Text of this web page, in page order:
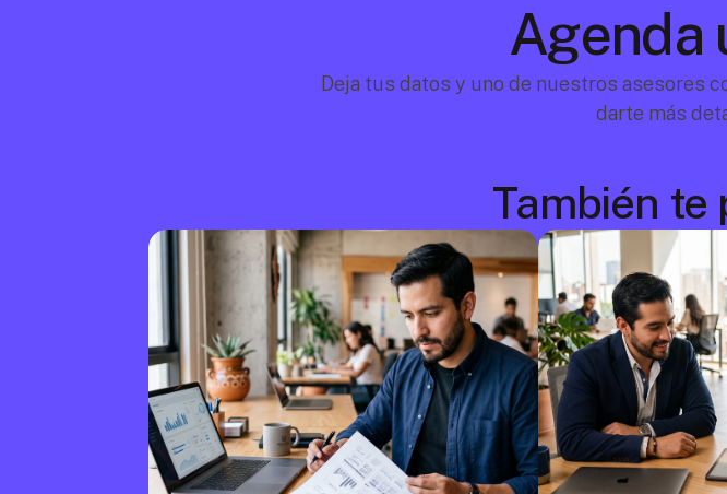
Agenda
Deja tus datos y uno de nuestros asesores
darte más
También te